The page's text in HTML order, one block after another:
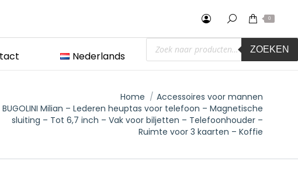
0
Nederlands
Producten
zoeken ZOEKEN
Home
Accessoires voor mannen
BUGOLINI Milian – Lederen heuptas voor telefoon – Magnetische
sluiting – Tot 6,7 inch – Vak voor biljetten – Telefoonhouder –
Ruimte voor 3 kaarten – Koffie